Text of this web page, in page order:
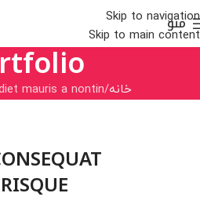
Skip to navigation
Skip to main content
منو
خانه mauris a nontin